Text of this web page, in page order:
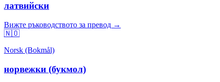
латвийски
Вижте ръководството за превод →
🇳🇴
Norsk (Bokmål)
норвежки (букмол)